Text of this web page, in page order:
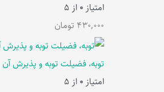
امتیاز 0 از 5
430,000 تومان
توبه، فضیلت توبه و پذیرش آن
امتیاز 0 از 5